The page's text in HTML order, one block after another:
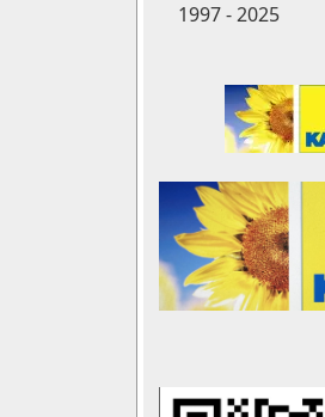
1997 - 2025